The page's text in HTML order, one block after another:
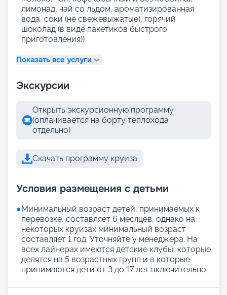
лимонад, чай со льдом, ароматизированная
вода, соки (не свежевыжатые), горячий
шоколад (в виде пакетиков быстрого
приготовления))
Показать все услуги
Экскурсии
Открыть экскурсионную программу
(оплачивается на борту теплохода
отдельно)
Скачать программу круиза
Условия размещения с детьми
●Минимальный возраст детей, принимаемых к
перевозке, составляет 6 месяцев, однако на
некоторых круизах минимальный возраст
составляет 1 год. Уточняйте у менеджера. На
всех лайнерах имеются детские клубы, которые
делятся на 5 возрастных групп и в которые
принимаются дети от 3 до 17 лет включительно.